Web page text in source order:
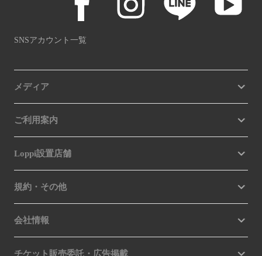
SNSアカウント一覧
メディア
ご利用案内
Loppi設置店舗
規約・その他
会社情報
チケット販売委託・広告掲載